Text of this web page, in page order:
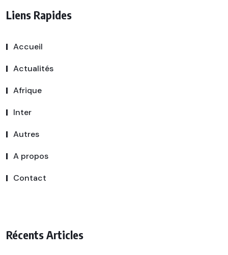
Liens Rapides
Accueil
Actualités
Afrique
Inter
Autres
A propos
Contact
Récents Articles